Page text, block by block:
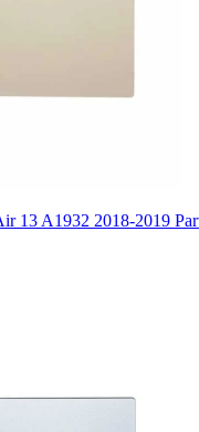
13 A1932 2018-2019